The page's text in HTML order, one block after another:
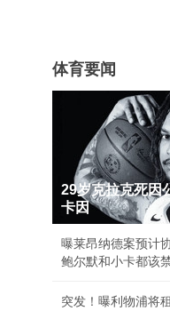
体育要闻
29岁克拉克死因
卡因
曝莱昂纳德案预计
鲍尔默和小卡都该
突发！曝利物浦将